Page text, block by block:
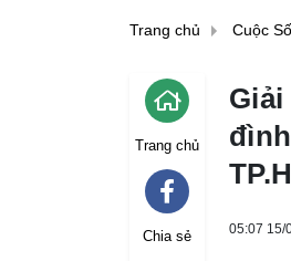
Trang chủ Cuộc
Trang chủ
Chia sẻ 05:07 15/